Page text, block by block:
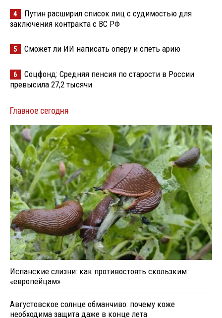
4
Путин расширил список лиц с судимостью для
заключения контракта с ВС РФ
5 Сможет ли ИИ написать оперу и спеть арию
6
Соцфонд: Средняя пенсия по старости в России
превысила 27,2 тысячи
Главное сегодня
Испанские слизни: как противостоять скользким
«европейцам»
Августовское солнце обманчиво: почему коже
необходима защита даже в конце лета